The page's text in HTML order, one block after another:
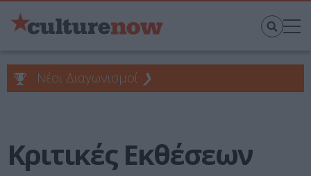
Νέοι Διαγωνισμοί ❯
Κριτικές Εκθέσεων